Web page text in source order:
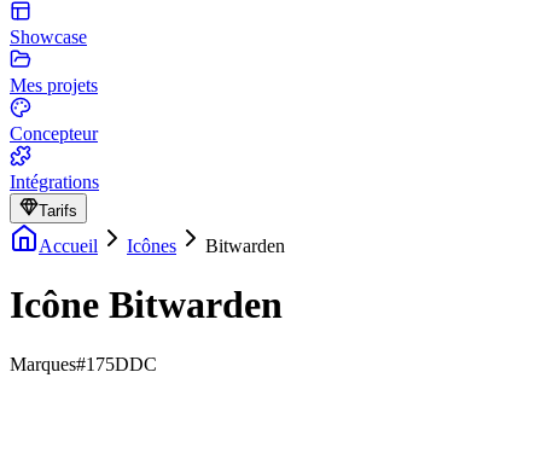
Showcase
Mes projets
Concepteur
Intégrations
Tarifs
Accueil Icônes Bitwarden
Icône Bitwarden
Marques#175DDC